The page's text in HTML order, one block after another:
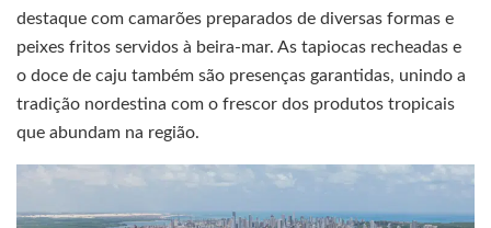
destaque com camarões preparados de diversas formas e
peixes fritos servidos à beira-mar. As tapiocas recheadas e
o doce de caju também são presenças garantidas, unindo a
tradição nordestina com o frescor dos produtos tropicais
que abundam na região.